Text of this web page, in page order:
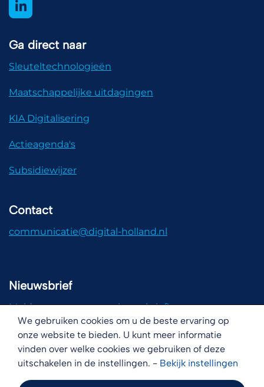
We gebruiken cookies om u de beste ervaring op
onze website te bieden. U kunt meer informatie
vinden over welke cookies we gebruiken of deze
uitschakelen in de instellingen. - Bekijk instellingen
Ga direct naar
Sleuteltechnologieën
Maatschappelijke uitdagingen
KIA Digitalisering
Actieagenda's
Subsidiewijzer
Contact
communicatie@digital-holland.nl
Nieuwsbrief
Meld u aan voor onze nieuwsbrief!